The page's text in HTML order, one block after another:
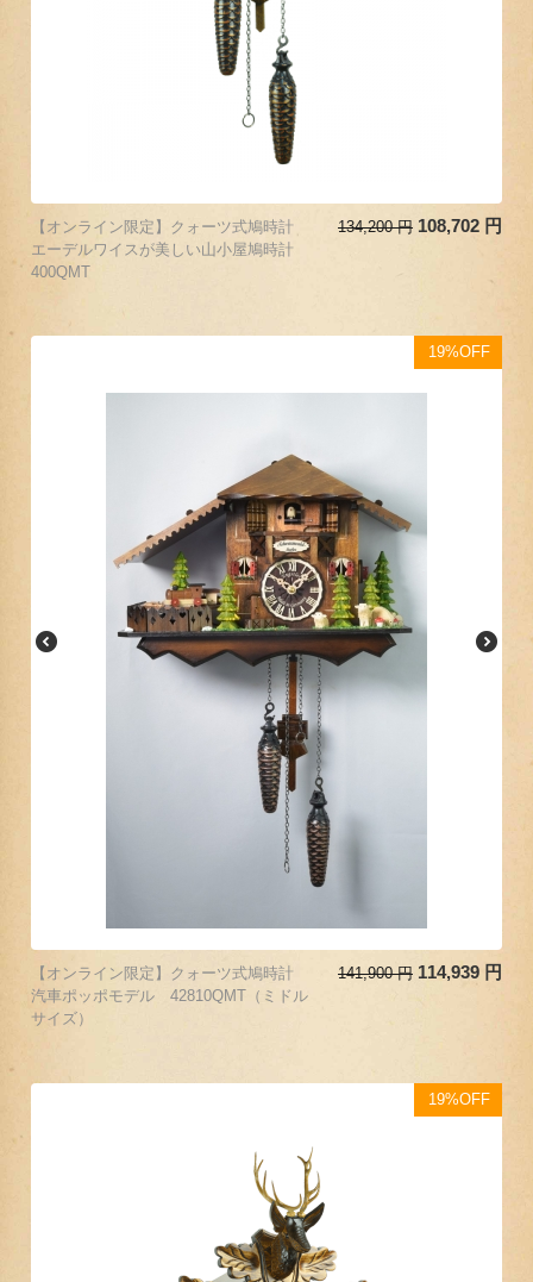
【オンライン限定】クォーツ式鳩時計
エーデルワイスが美しい山小屋鳩時計
400QMT
134,200 円 108,702 円
19%OFF
【オンライン限定】クォーツ式鳩時計
汽車ポッポモデル 42810QMT（ミドル
サイズ）
141,900 円 114,939 円
19%OFF